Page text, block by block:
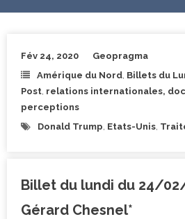
Fév 24, 2020
Geopragma
Amérique du Nord Billets du
Post relations internationales,
perceptions
Donald Trump Etats-Unis
Billet du lundi du 24/
Gérard Chesnel*